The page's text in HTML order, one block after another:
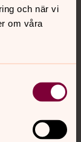
och när vi
om våra